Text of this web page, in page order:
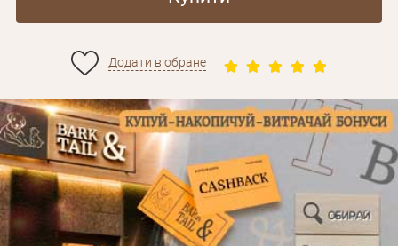
Додати в обране